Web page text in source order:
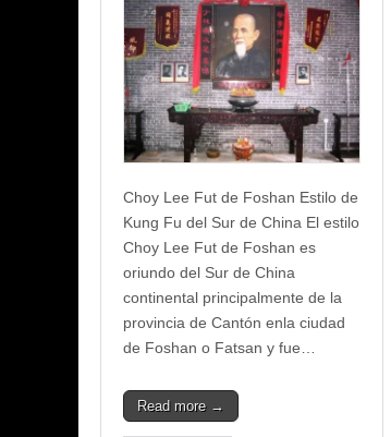
Choy Lee Fut de Foshan Estilo de
Kung Fu del Sur de China El estilo
Choy Lee Fut de Foshan es
oriundo del Sur de China
continental principalmente de la
provincia de Cantón enla ciudad
de Foshan o Fatsan y fue…
Read more →